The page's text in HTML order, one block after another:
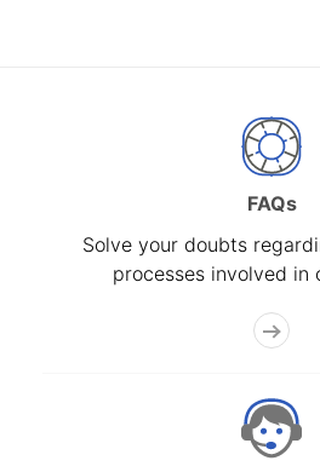
FAQs
Solve your doubts
processes involved in